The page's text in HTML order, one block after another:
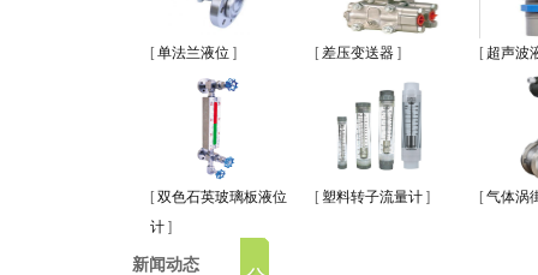
[单法兰液位 ] [差压变送器 ] [ 超声波
[双色石英玻璃板液位
计 ]
[塑料转子流量计 ] [气体涡
新闻动态